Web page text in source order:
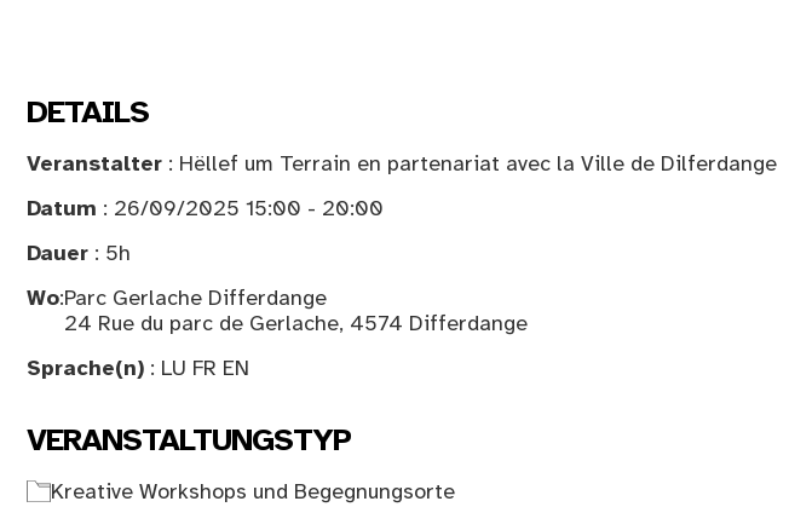
DETAILS
Veranstalter : Hëllef um Terrain en partenariat avec la Ville de Dilferdange
Datum : 26/09/2025 15:00 - 20:00
Dauer : 5h
Wo:Parc Gerlache Differdange
24 Rue du parc de Gerlache, 4574 Differdange
Sprache(n) : LU FR EN
VERANSTALTUNGSTYP
Kreative Workshops und Begegnungsorte